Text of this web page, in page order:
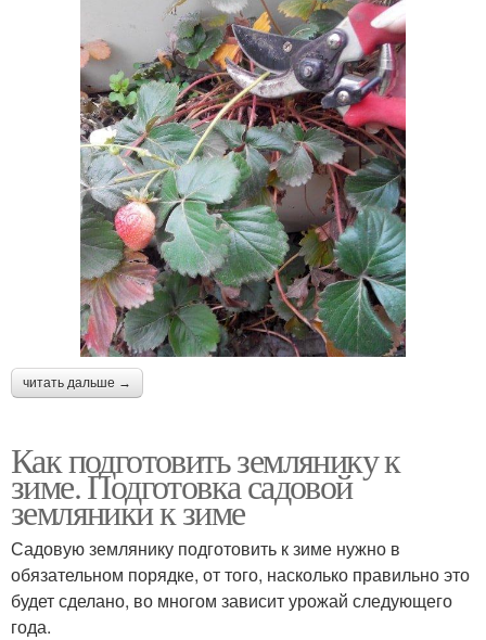
читать дальше →
Как подготовить землянику к
зиме. Подготовка садовой
земляники к зиме
Садовую землянику подготовить к зиме нужно в
обязательном порядке, от того, насколько правильно это
будет сделано, во многом зависит урожай следующего
года.